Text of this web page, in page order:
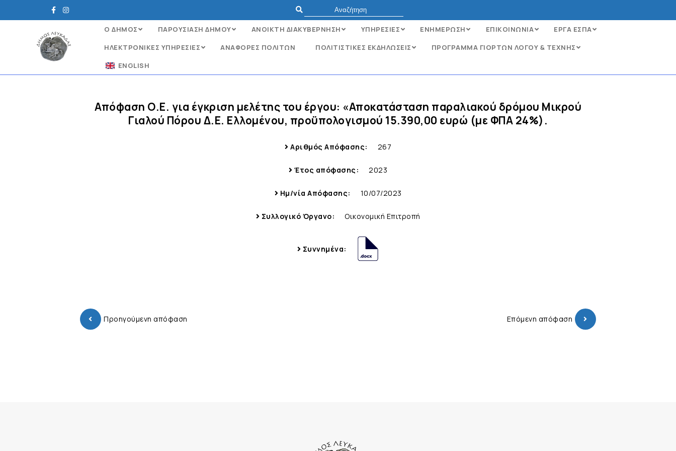
Ο ΔΗΜΟΣ ΠΑΡΟΥΣΙΑΣΗ ΔΗΜΟΥ ΑΝΟΙΚΤΗ ΔΙΑΚΥΒΕΡΝΗΣΗ ΥΠΗΡΕΣΙΕΣ ΕΝΗΜΕΡΩΣΗ ΕΠΙΚΟΙΝΩΝΙΑ
ΕΡΓΑ ΕΣΠΑ
ΗΛΕΚΤΡΟΝΙΚΈΣ ΥΠΗΡΕΣΊΕΣ
ΑΝΑΦΟΡΈΣ ΠΟΛΙΤΏΝ ΠΟΛΙΤΙΣΤΙΚΕΣ ΕΚΔΗΛΩΣΕΙΣ
ΠΡΟΓΡΑΜΜΑ ΓΙΟΡΤΩΝ ΛΟΓΟΥ & ΤΕΧΝΗΣ
ENGLISH
Απόφαση Ο.Ε. για έγκριση μελέτης του έργου: «Αποκατάσταση παραλιακού δρόμου Μικρού
Γιαλού Πόρου Δ.Ε. Ελλομένου, προϋπολογισμού 15.390,00 ευρώ (με ΦΠΑ 24%).
Αριθμός Απόφασης: 267
Έτος απόφασης: 2023
Ημ/νία Απόφασης: 10/07/2023
Συλλογικό Όργανο: Οικονομική Επιτροπή
Συννημένα:
Προηγούμενη απόφαση Επόμενη απόφαση